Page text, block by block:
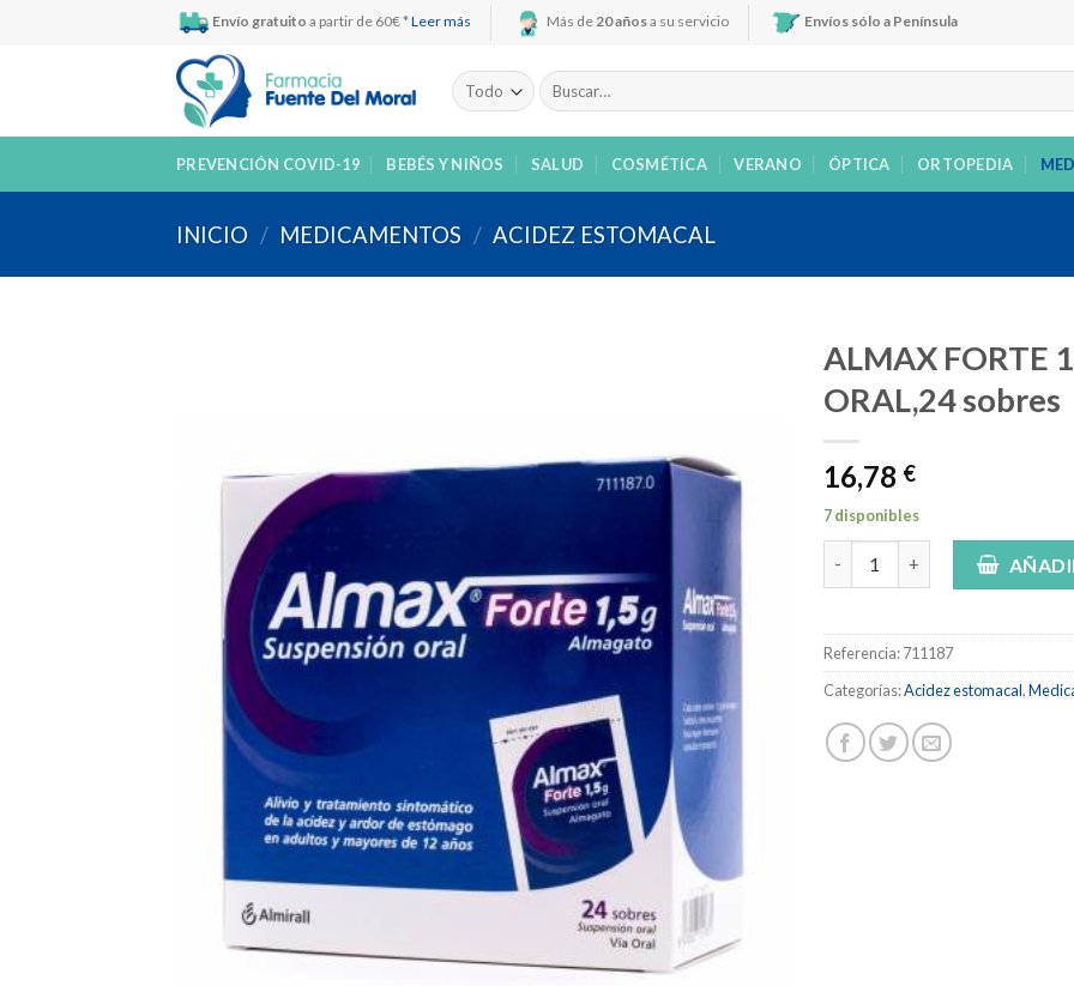
Envío gratuito a partir de 60€ * Leer más Más de20 añosa su servicio Envíos sólo a Península
Buscar
por:
PREVENCIÓN COVID-19 BEBÉS Y NIÑOS SALUD COSMÉTICA VERANO ÓPTICA ORTOPEDIA
INICIO / MEDICAMENTOS / ACIDEZ ESTOMACAL
a la
lista de
ALMAX FORTE
ORAL,24 sobres
16,78 €
7 disponibles
ALMAX FORTE 1,5 g
Referencia:711187
Categorías:Acidez estomacal,